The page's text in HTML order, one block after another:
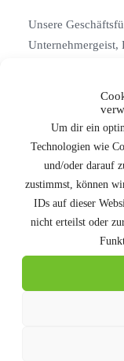
Um dir ein
Technologien wie
und/oder darauf
zustimmst, können
IDs auf dieser
nicht erteilst oder
Unsere
Unternehmergeist,
Mitarbeitenden
Im Herzen des
und Gerhard
Group mit
Wertefundament.
Thomas Eder,
Timm Wulf